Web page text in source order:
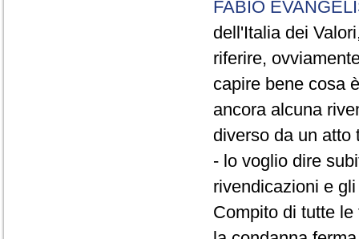
FABIO
dell'Italia dei
riferire,
capire bene cosa
ancora alcuna
diverso da un atto
- lo voglio dire
rivendicazioni e
Compito di tutte